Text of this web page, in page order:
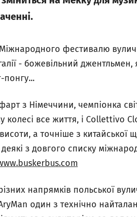
фестивалю
- божевільний
понгу...
з Німеччини, чемпіонка
все життя, і Collettivo
а точніше з китайської
з довгого списку
напрямків польської
AryMan один з технічно